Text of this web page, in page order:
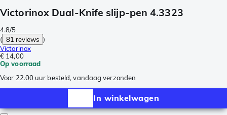
Victorinox Dual-Knife slijp-pen 4.3323
4.8/5
( 81 reviews )
Victorinox
€ 14,00
Op voorraad
Voor 22.00 uur besteld, vandaag verzonden
In winkelwagen